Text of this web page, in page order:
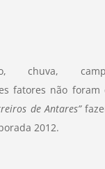
chuva,
fatores não
de Antares”
2012.